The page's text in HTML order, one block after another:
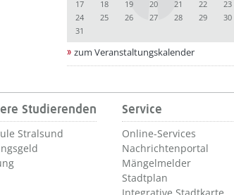
17
18 19 20 21 22
23
24
25 26 27 28 29
30
31
zum Veranstaltungskalender
Studierenden
Stralsund
Service
Online-Services
Nachrichtenportal
Mängelmelder
Stadtplan